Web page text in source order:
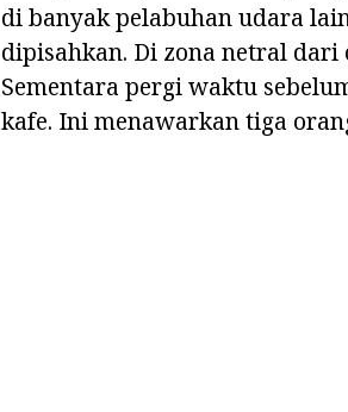
di banyak pelabuhan udara
dipisahkan. Di zona netral
Sementara pergi waktu
kafe. Ini menawarkan tiga